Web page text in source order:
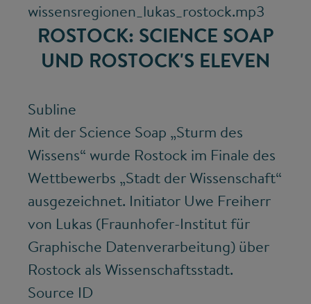
wissensregionen_lukas_rostock.mp3
ROSTOCK: SCIENCE SOAP
UND ROSTOCK'S ELEVEN
Subline
Mit der Science Soap „Sturm des
Wissens“ wurde Rostock im Finale des
Wettbewerbs „Stadt der Wissenschaft“
ausgezeichnet. Initiator Uwe Freiherr
von Lukas (Fraunhofer-Institut für
Graphische Datenverarbeitung) über
Rostock als Wissenschaftsstadt.
Source ID